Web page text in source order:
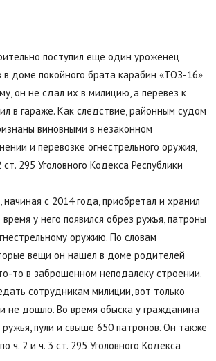
поступил еще один уроженец
доме покойного брата карабин «ТОЗ-16»
он не сдал их в милицию, а перевез к
в гараже. Как следствие, районным судом
виновными в незаконном
и перевозке огнестрельного оружия,
295 Уголовного Кодекса Республики
с 2014 года, приобретал и хранил
у него появился обрез ружья, патроны
оружию. По словам
вещи он нашел в доме родителей
то в заброшенном неподалеку строении.
сотрудникам милиции, вот только
не дошло. Во время обыска у гражданина
пули и свыше 650 патронов. Он также
ч. 2 и ч. 3 ст. 295 Уголовного Кодекса